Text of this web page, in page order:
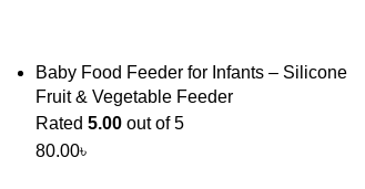
Baby Food Feeder for Infants – Silicone
Fruit & Vegetable Feeder
Rated 5.00 out of 5
80.00৳